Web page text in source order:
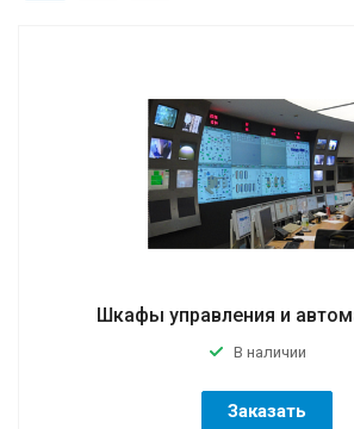
Шкафы управления и
В наличии
Заказать